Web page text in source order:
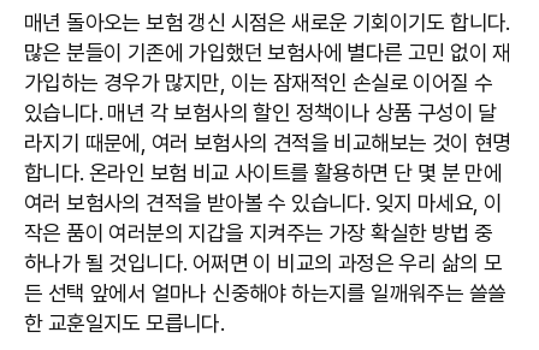
매년 돌아오는 보험 갱신 시점은 새로운 기회이기도 합니다.
많은 분들이 기존에 가입했던 보험사에 별다른 고민 없이 재
가입하는 경우가 많지만, 이는 잠재적인 손실로 이어질 수
있습니다. 매년 각 보험사의 할인 정책이나 상품 구성이 달
라지기 때문에, 여러 보험사의 견적을 비교해보는 것이 현명
합니다. 온라인 보험 비교 사이트를 활용하면 단 몇 분 만에
여러 보험사의 견적을 받아볼 수 있습니다. 잊지 마세요, 이
작은 품이 여러분의 지갑을 지켜주는 가장 확실한 방법 중
하나가 될 것입니다. 어쩌면 이 비교의 과정은 우리 삶의 모
든 선택 앞에서 얼마나 신중해야 하는지를 일깨워주는 쓸쓸
한 교훈일지도 모릅니다.